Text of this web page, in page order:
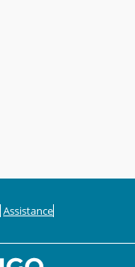
Assistance